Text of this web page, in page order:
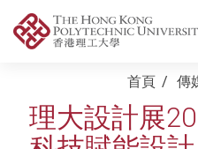
Start main content首頁 傳
理大設計展